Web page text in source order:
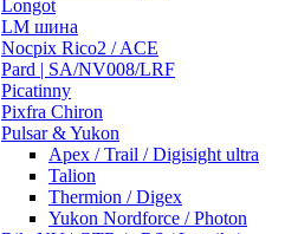
Longot
LM шина
Nocpix Rico2 / ACE
Pard | SA/NV008/LRF
Picatinny
Pixfra Chiron
Pulsar & Yukon
Apex / Trail / Digisight ultra
Talion
Thermion / Digex
Yukon Nordforce / Photon